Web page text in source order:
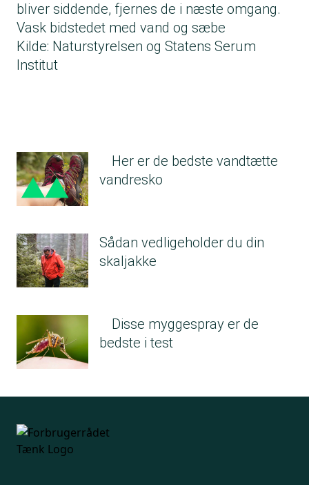
bliver siddende, fjernes de i næste omgang.
Vask bidstedet med vand og sæbe
Kilde: Naturstyrelsen og Statens Serum
Institut
Her er de bedste vandtætte
vandresko
Sådan vedligeholder du din
skaljakke
Disse myggespray er de
bedste i test